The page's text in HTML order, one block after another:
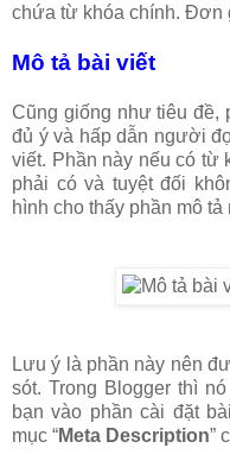
chứa từ khóa chính. Đơn
Mô tả bài viết
Cũng giống như tiêu đề,
đủ ý và hấp dẫn người
viết. Phần này nếu có từ
phải có và tuyệt đối
hình cho thấy phần mô
Lưu ý là phần này nên
sót. Trong Blogger thì
bạn vào phần cài đặt
mục “Meta Description”